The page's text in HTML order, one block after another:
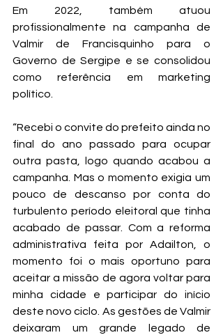
Em 2022, também atuou
profissionalmente na campanha de
Valmir de Francisquinho para o
Governo de Sergipe e se consolidou
como referência em marketing
político.
“Recebi o convite do prefeito ainda no
final do ano passado para ocupar
outra pasta, logo quando acabou a
campanha. Mas o momento exigia um
pouco de descanso por conta do
turbulento período eleitoral que tinha
acabado de passar. Com a reforma
administrativa feita por Adailton, o
momento foi o mais oportuno para
aceitar a missão de agora voltar para
minha cidade e participar do início
deste novo ciclo. As gestões de Valmir
deixaram um grande legado de